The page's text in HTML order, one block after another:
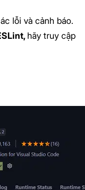
lỗi và cảnh báo.
hãy truy cập